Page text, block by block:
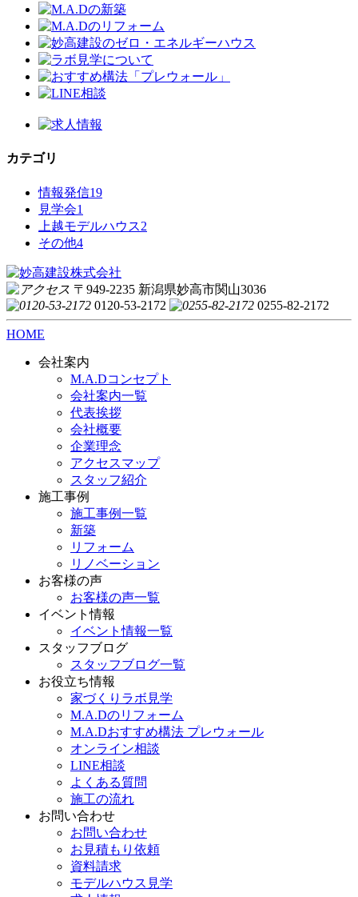
カテゴリ
情報発信19
見学会1
上越モデルハウス2
その他4
〒949-2235 新潟県妙高市関山3036
0120-53-2172
0255-82-2172
HOME
会社案内
M.A.Dコンセプト
会社案内一覧
代表挨拶
会社概要
企業理念
アクセスマップ
スタッフ紹介
施工事例
施工事例一覧
新築
リフォーム
リノベーション
お客様の声
お客様の声一覧
イベント情報
イベント情報一覧
スタッフブログ
スタッフブログ一覧
お役立ち情報
家づくりラボ見学
M.A.Dのリフォーム
M.A.Dおすすめ構法 プレウォール
オンライン相談
LINE相談
よくある質問
施工の流れ
お問い合わせ
お問い合わせ
お見積もり依頼
資料請求
モデルハウス見学